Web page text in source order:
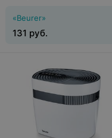
«Beurer»
131 руб.